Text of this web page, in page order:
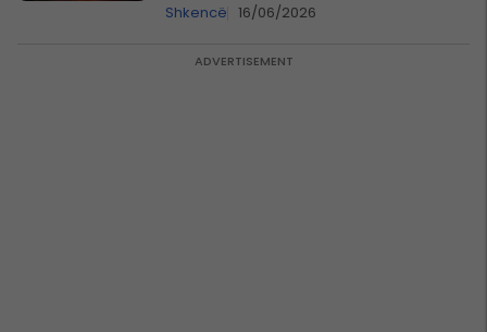
Shkencë 16/06/2026